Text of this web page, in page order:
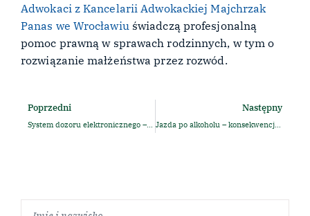
Adwokaci z Kancelarii Adwokackiej Majchrzak
Panas we Wrocławiu świadczą profesjonalną
pomoc prawną w sprawach rodzinnych, w tym o
rozwiązanie małżeństwa przez rozwód.
Poprzedni
System dozoru elektronicznego – co to jest i jak działa
Następny
Jazda po alkoholu – konsekwencje prawne i pomoce prawnika